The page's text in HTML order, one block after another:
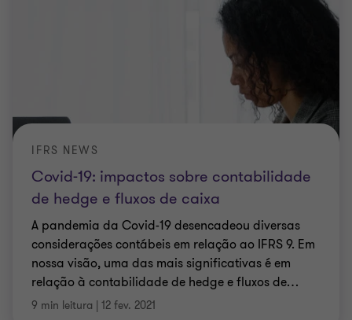
Covid-19: impactos sobre contabilidade
de hedge e fluxos de caixa
IFRS NEWS
A pandemia da Covid-19 desencadeou diversas
considerações contábeis em relação ao IFRS 9. Em
nossa visão, uma das mais significativas é em
relação à contabilidade de hedge e fluxos de…
9 min leitura | 12 fev. 2021